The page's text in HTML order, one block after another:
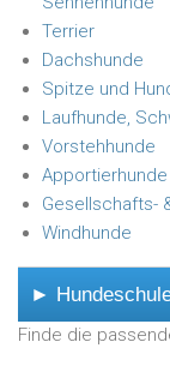
Terrier
Dachshunde
Spitze und
Laufhunde,
Vorstehhunde
Gesellschafts-
Windhunde
►
Finde die